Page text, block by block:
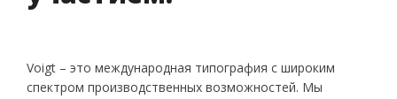
Voigt – это международная типография с широким
спектром производственных возможностей. Мы